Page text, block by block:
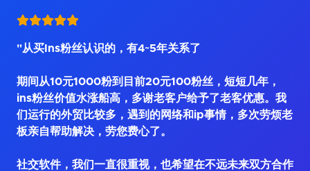
"从买Ins粉丝认识的，有4~5年关系了
期间从10元1000粉到目前20元100粉丝，短短几年，
ins粉丝价值水涨船高，多谢老客户给予了老客优惠。我
们运行的外贸比较多，遇到的网络和ip事情，多次劳烦老
板亲自帮助解决，劳您费心了。
社交软件，我们一直很重视，也希望在不远未来双方合作